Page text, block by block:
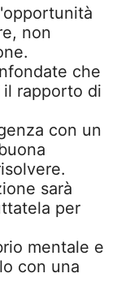
non
che
rapporto di
con un
sarà
per
mentale e
con una